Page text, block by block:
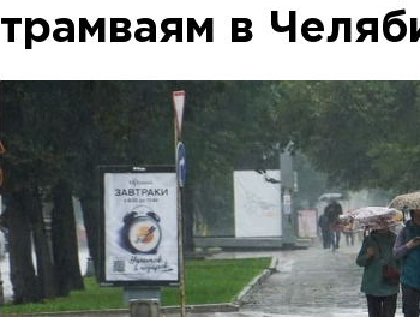
трамваям в